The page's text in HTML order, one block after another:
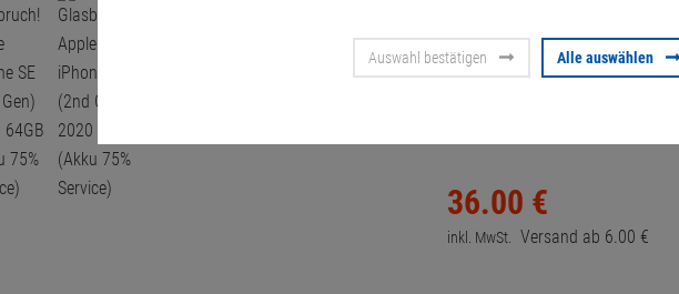
(2nd Gen)
75% Service)
36.00 €
inkl. MwSt. Versand ab 6.00 €
Auswahl bestätigen Alle auswählen